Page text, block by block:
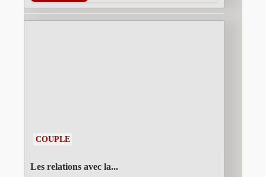
COUPLE
Les relations avec la...